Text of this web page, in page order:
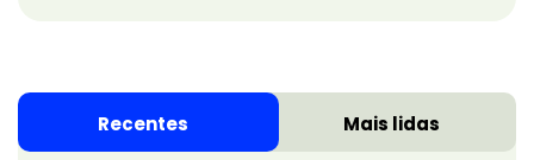
Recentes Mais lidas